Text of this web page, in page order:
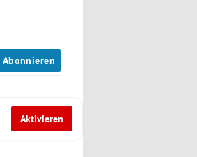
Abonnieren
Aktivieren